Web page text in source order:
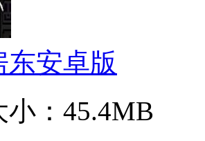
东安卓版
小：45.4MB